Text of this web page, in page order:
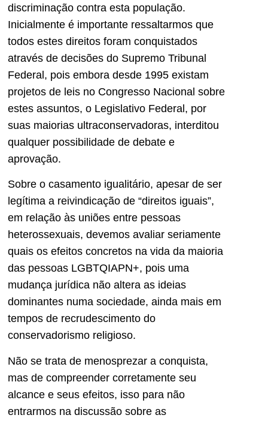
discriminação contra esta população.
Inicialmente é importante ressaltarmos que
todos estes direitos foram conquistados
através de decisões do Supremo Tribunal
Federal, pois embora desde 1995 existam
projetos de leis no Congresso Nacional sobre
estes assuntos, o Legislativo Federal, por
suas maiorias ultraconservadoras, interditou
qualquer possibilidade de debate e
aprovação.
Sobre o casamento igualitário, apesar de ser
legítima a reivindicação de “direitos iguais”,
em relação às uniões entre pessoas
heterossexuais, devemos avaliar seriamente
quais os efeitos concretos na vida da maioria
das pessoas LGBTQIAPN+, pois uma
mudança jurídica não altera as ideias
dominantes numa sociedade, ainda mais em
tempos de recrudescimento do
conservadorismo religioso.
Não se trata de menosprezar a conquista,
mas de compreender corretamente seu
alcance e seus efeitos, isso para não
entrarmos na discussão sobre as